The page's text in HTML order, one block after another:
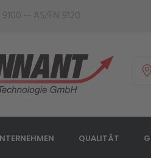
-- AS/EN 9120
QUALITÄT